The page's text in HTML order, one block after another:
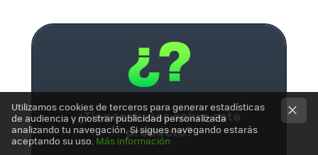
¿Tienes dudas sobre este
producto?
Utilizamos cookies de terceros para generar estadísticas
de audiencia y mostrar publicidad personalizada
analizando tu navegación. Si sigues navegando estarás
aceptando su uso. Más información